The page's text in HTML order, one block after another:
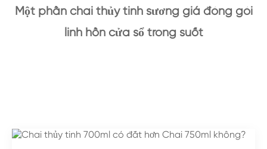
Một phần chai thủy tinh sương giá đóng gói
linh hồn cửa sổ trong suốt